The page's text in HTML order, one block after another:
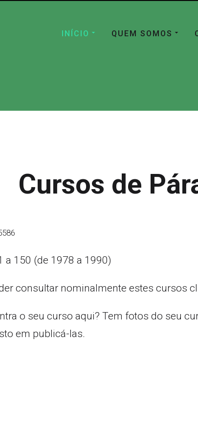
INÍCIO QUEM SOMOS
Cursos de
a 150 (de 1978 a 1990)
consultar nominalmente estes cursos
o seu curso aqui? Tem fotos do seu
em publicá-las.